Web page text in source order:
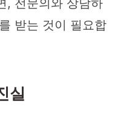
받는 것이 필요합
실